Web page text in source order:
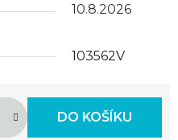
10.8.2026
103562V
DO KOŠÍKU